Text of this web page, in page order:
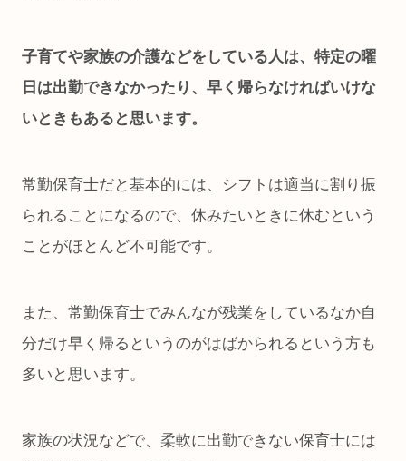
子育てや家族の介護などをしている人は、特定の曜
日は出勤できなかったり、早く帰らなければいけな
いときもあると思います。
常勤保育士だと基本的には、シフトは適当に割り振
られることになるので、休みたいときに休むという
ことがほとんど不可能です。
また、常勤保育士でみんなが残業をしているなか自
分だけ早く帰るというのがはばかられるという方も
多いと思います。
家族の状況などで、柔軟に出勤できない保育士には